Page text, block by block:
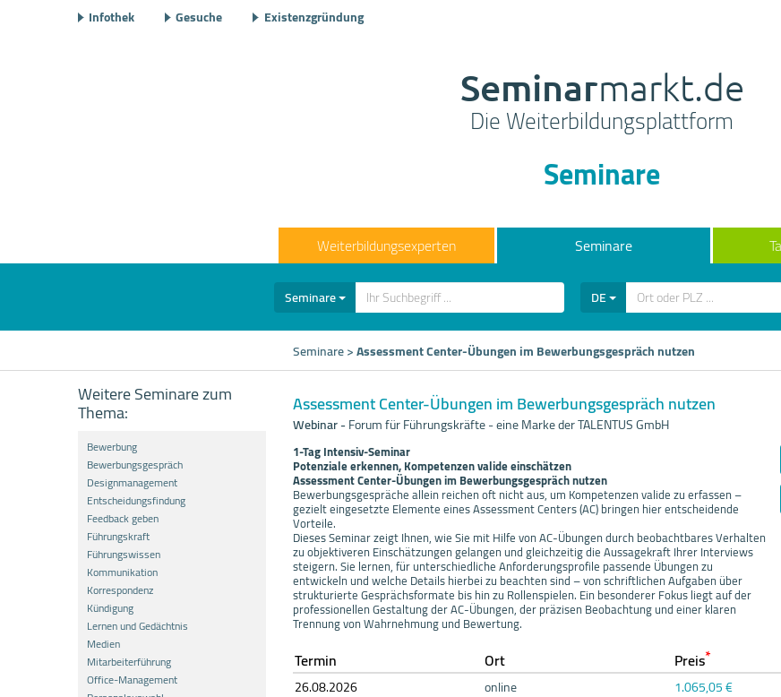
Infothek Gesuche Existenzgründung
Seminarmarkt.de
Die Weiterbildungsplattform
Seminare
Weiterbildungsexperten Seminare
Seminare DE
Seminare>Assessment Center-Übungen im Bewerbungsgespräch nutzen
Weitere Seminare zum
Thema:
Bewerbung
Bewerbungsgespräch
Designmanagement
Entscheidungsfindung
Feedback geben
Führungskraft
Führungswissen
Kommunikation
Korrespondenz
Kündigung
Lernen und Gedächtnis
Medien
Mitarbeiterführung
Office-Management
Assessment Center-Übungen im Bewerbungsgespräch nutzen
Webinar-Forum für Führungskräfte - eine Marke der TALENTUS GmbH
1-Tag Intensiv-Seminar
Potenziale erkennen, Kompetenzen valide einschätzen
Assessment Center-Übungen im Bewerbungsgespräch nutzen
Bewerbungsgespräche allein reichen oft nicht aus, um Kompetenzen valide zu erfassen –
gezielt eingesetzte Elemente eines Assessment Centers (AC) bringen hier entscheidende
Vorteile.
Dieses Seminar zeigt Ihnen, wie Sie mit Hilfe von AC-Übungen durch beobachtbares Verhalten
zu objektiveren Einschätzungen gelangen und gleichzeitig die Aussagekraft Ihrer Interviews
steigern. Sie lernen, für unterschiedliche Anforderungsprofile passende Übungen zu
entwickeln und welche Details hierbei zu beachten sind – von schriftlichen Aufgaben über
strukturierte Gesprächsformate bis hin zu Rollenspielen. Ein besonderer Fokus liegt auf der
professionellen Gestaltung der AC-Übungen, der präzisen Beobachtung und einer klaren
Trennung von Wahrnehmung und Bewertung.
Termin Ort Preis*
26.08.2026 online
1.065,05 €